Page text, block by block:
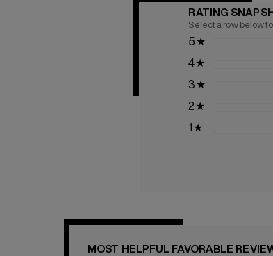
RATING
Select a row below
5★
4★
3★
2★
1 ★
MOST HELPFUL FAVORABLE